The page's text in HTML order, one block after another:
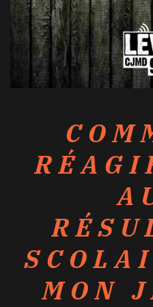
MON